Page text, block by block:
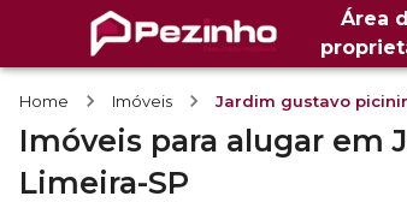
Área
Home Imóveis Jardim gustavo
Imóveis para alugar em
Limeira-SP